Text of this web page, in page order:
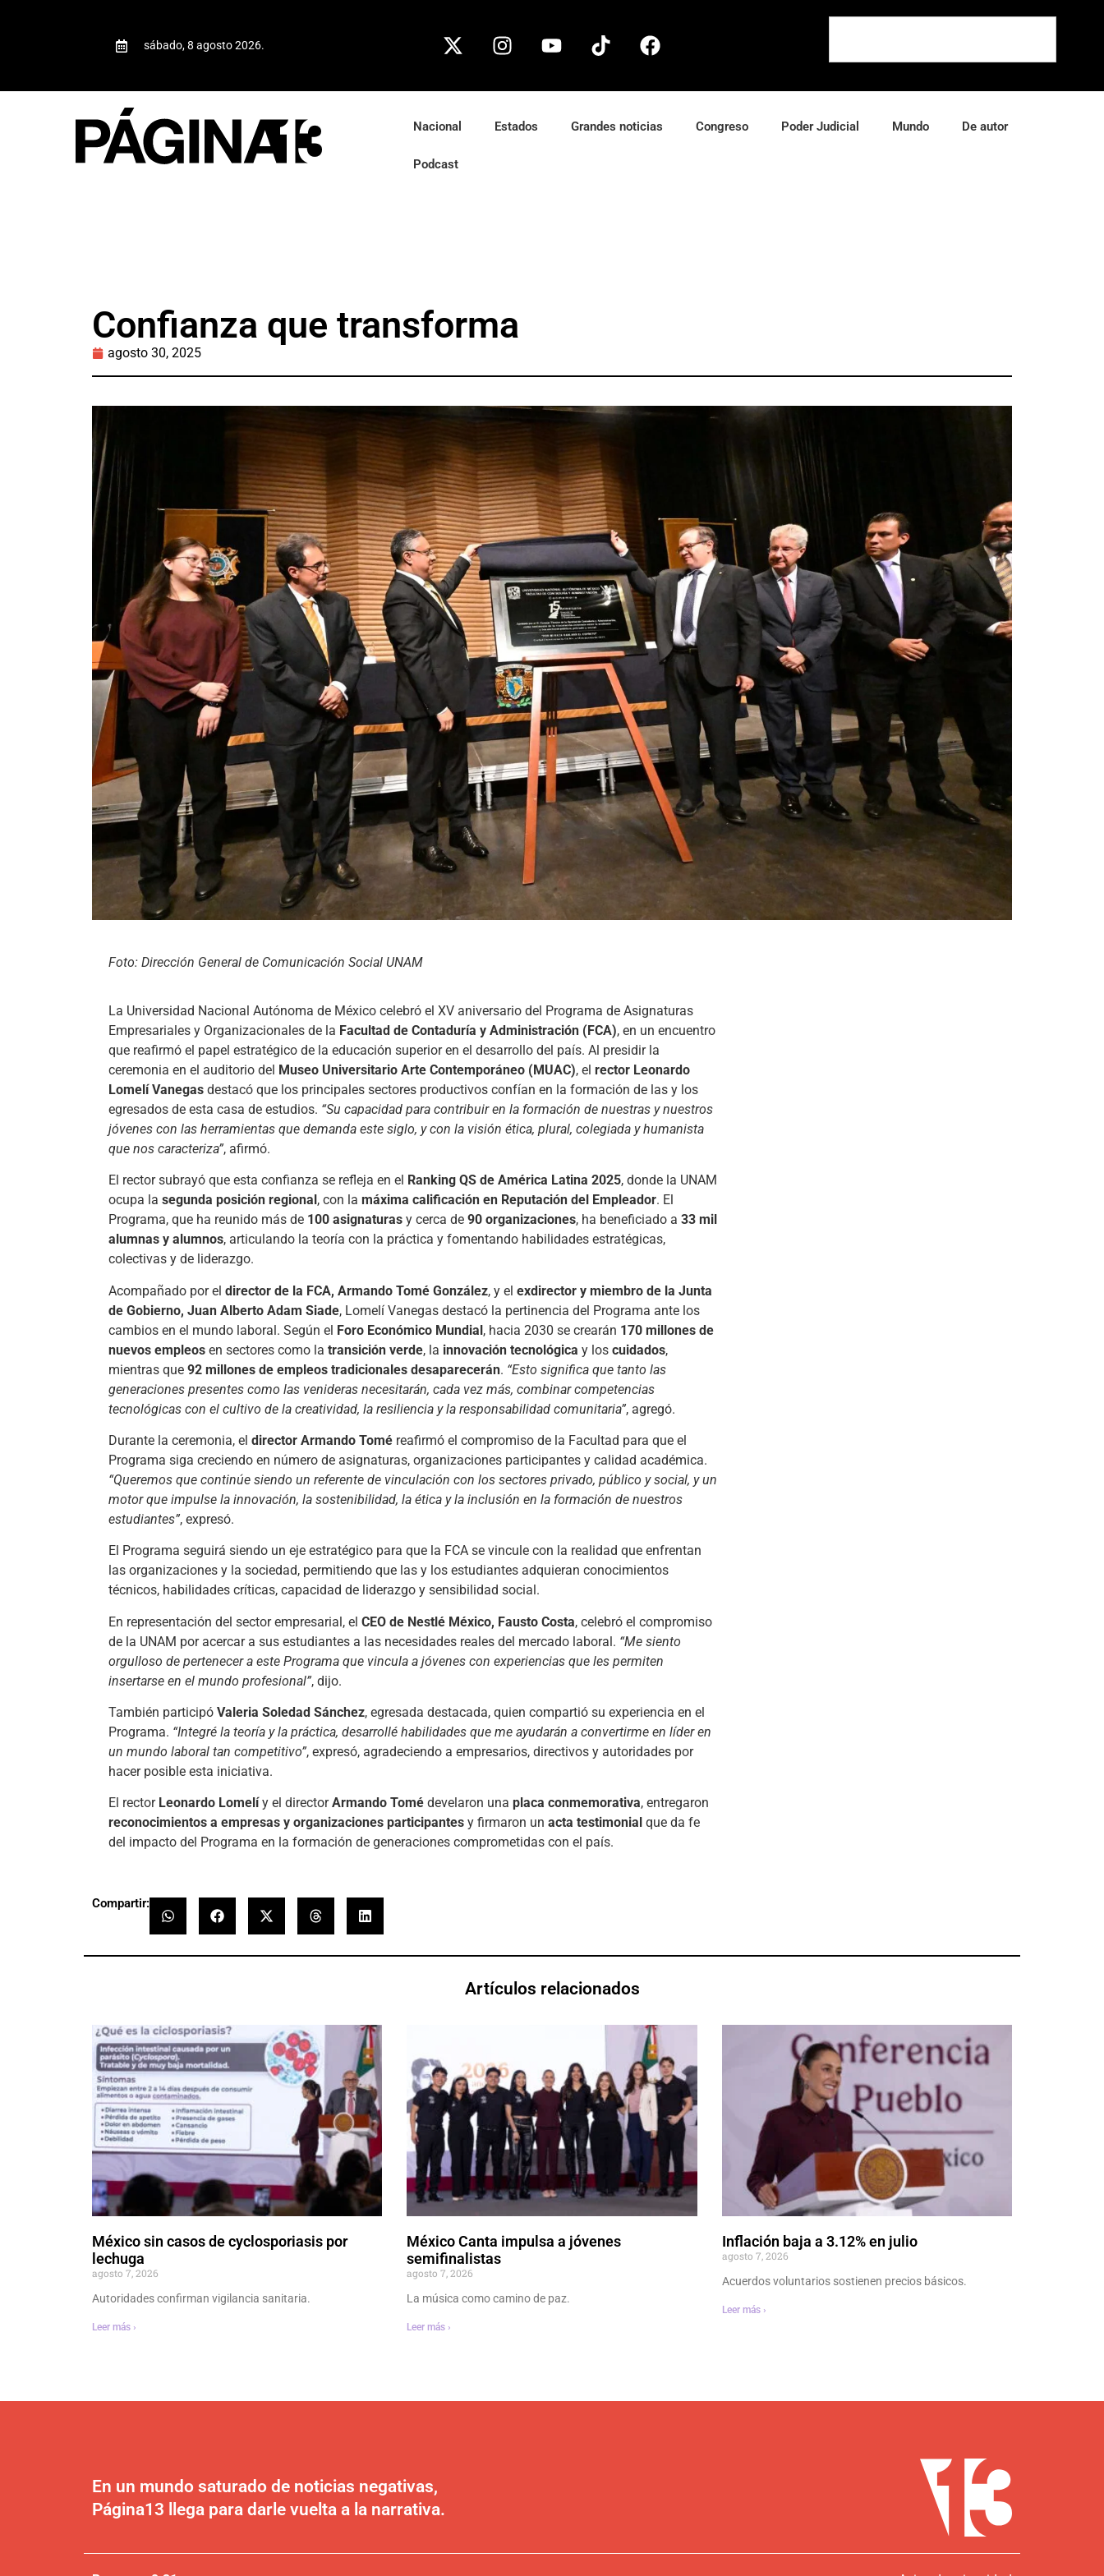
sábado, 8 agosto 2026.
Nacional Estados Grandes noticias Congreso Poder Judicial Mundo De autor
Podcast
Confianza que transforma
agosto 30, 2025
Foto: Dirección General de Comunicación Social UNAM
La Universidad Nacional Autónoma de México celebró el XV aniversario del Programa de Asignaturas
Empresariales y Organizacionales de la Facultad de Contaduría y Administración (FCA), en un encuentro
que reafirmó el papel estratégico de la educación superior en el desarrollo del país. Al presidir la
ceremonia en el auditorio del Museo Universitario Arte Contemporáneo (MUAC), el rector Leonardo
Lomelí Vanegas destacó que los principales sectores productivos confían en la formación de las y los
egresados de esta casa de estudios. “Su capacidad para contribuir en la formación de nuestras y nuestros
jóvenes con las herramientas que demanda este siglo, y con la visión ética, plural, colegiada y humanista
que nos caracteriza”, afirmó.
El rector subrayó que esta confianza se refleja en el Ranking QS de América Latina 2025, donde la UNAM
ocupa la segunda posición regional, con la máxima calificación en Reputación del Empleador. El
Programa, que ha reunido más de 100 asignaturas y cerca de 90 organizaciones, ha beneficiado a 33 mil
alumnas y alumnos, articulando la teoría con la práctica y fomentando habilidades estratégicas,
colectivas y de liderazgo.
Acompañado por el director de la FCA, Armando Tomé González, y el exdirector y miembro de la Junta
de Gobierno, Juan Alberto Adam Siade, Lomelí Vanegas destacó la pertinencia del Programa ante los
cambios en el mundo laboral. Según el Foro Económico Mundial, hacia 2030 se crearán 170 millones de
nuevos empleos en sectores como la transición verde, la innovación tecnológica y los cuidados,
mientras que 92 millones de empleos tradicionales desaparecerán. “Esto significa que tanto las
generaciones presentes como las venideras necesitarán, cada vez más, combinar competencias
tecnológicas con el cultivo de la creatividad, la resiliencia y la responsabilidad comunitaria”, agregó.
Durante la ceremonia, el director Armando Tomé reafirmó el compromiso de la Facultad para que el
Programa siga creciendo en número de asignaturas, organizaciones participantes y calidad académica.
“Queremos que continúe siendo un referente de vinculación con los sectores privado, público y social, y un
motor que impulse la innovación, la sostenibilidad, la ética y la inclusión en la formación de nuestros
estudiantes”, expresó.
El Programa seguirá siendo un eje estratégico para que la FCA se vincule con la realidad que enfrentan
las organizaciones y la sociedad, permitiendo que las y los estudiantes adquieran conocimientos
técnicos, habilidades críticas, capacidad de liderazgo y sensibilidad social.
En representación del sector empresarial, el CEO de Nestlé México, Fausto Costa, celebró el compromiso
de la UNAM por acercar a sus estudiantes a las necesidades reales del mercado laboral. “Me siento
orgulloso de pertenecer a este Programa que vincula a jóvenes con experiencias que les permiten
insertarse en el mundo profesional”, dijo.
También participó Valeria Soledad Sánchez, egresada destacada, quien compartió su experiencia en el
Programa. “Integré la teoría y la práctica, desarrollé habilidades que me ayudarán a convertirme en líder en
un mundo laboral tan competitivo”, expresó, agradeciendo a empresarios, directivos y autoridades por
hacer posible esta iniciativa.
El rector Leonardo Lomelíy el directorArmando Tomé develaron una placa conmemorativa, entregaron
reconocimientos a empresas y organizaciones participantes y firmaron un acta testimonial que da fe
del impacto del Programa en la formación de generaciones comprometidas con el país.
Compartir:
Artículos relacionados
México sin casos de cyclosporiasis por
lechuga
agosto 7, 2026
Autoridades confirman vigilancia sanitaria.
Leer más ›
México Canta impulsa a jóvenes
semifinalistas
agosto 7, 2026
La música como camino de paz.
Leer más ›
Inflación baja a 3.12% en julio
agosto 7, 2026
Acuerdos voluntarios sostienen precios básicos.
Leer más ›
En un mundo saturado de noticias negativas,
Página13 llega para darle vuelta a la narrativa.